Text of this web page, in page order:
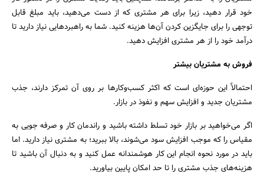
خود قرار دهید، زیرا برای هر مشتری که از دست می‌دهید، باید مبلغ قابل
توجهی را برای جایگزین کردن آن‌ها هزینه کنید. شما به راهبردهایی نیاز دارید تا
درآمد خود را از هر مشتری افزایش دهید.
فروش به مشتریان بیشتر
احتمالاً این حوزه‌ای است که اکثر کسب‌و‌کارها بر روی آن تمرکز دارند، جذب
مشتریان جدید و افزایش سهم و نفوذ در بازار.
اگر می‌خواهید بر بازار خود تسلط داشته باشید و راندمان کار و صرفه جویی به
مقیاس را که موجب افزایش سود می‌شوند، بالا ببرید؛ به مشتری نیاز دارید. اما
باید در مورد نحوه انجام این کار هوشمندانه عمل کنید و به دنبال آن باشید تا
هزینه‌های جذب مشتری را تا حد امکان پایین بیاورید.